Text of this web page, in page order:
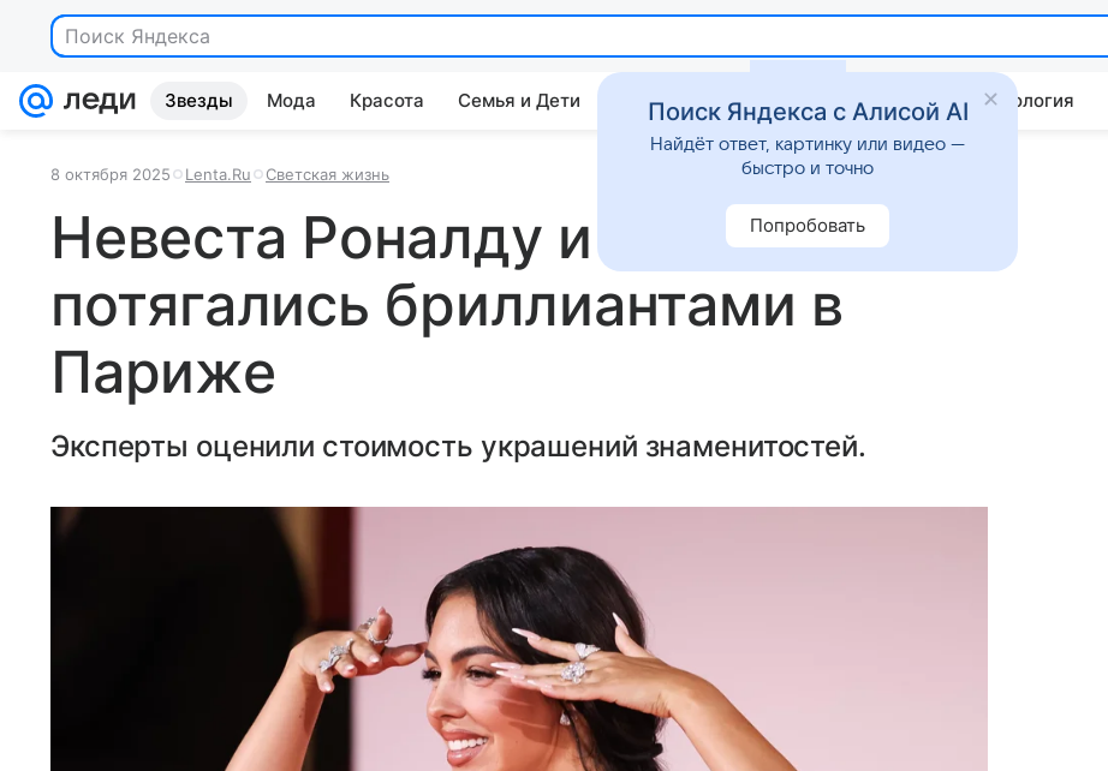
Поиск Яндекса
Звезды Мода Красота Семья и Дети Дом Гороскопы Стиль жизни Психология
8 октября 2025 Lenta.Ru Светская жизнь
Невеста Роналду и жена Безоса
потягались бриллиантами в
Париже
Эксперты оценили стоимость украшений знаменитостей.
Поиск Яндекса с Алисой AI
Найдёт ответ, картинку или видео —
быстро и точно
Попробовать